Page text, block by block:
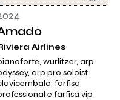
Airlines
wurlitzer, arp
arp pro soloist,
farfisa
e farfisa vip